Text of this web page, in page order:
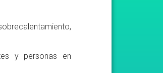
y personas en